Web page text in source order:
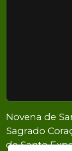
Novena de
Sagrado
de Santo